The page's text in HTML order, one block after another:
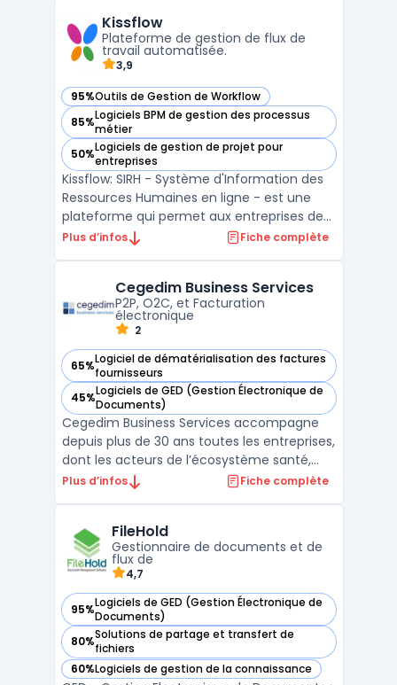
documents RH, répondant aux besoins
spécifiques des travailleurs intérim ...
Kissflow
Plateforme de gestion de flux de
travail automatisée.
3,9
95%Outils de Gestion de Workflow
— voir Kissflow dans cette catégorie
85%Logiciels BPM de gestion des processus
métier
— voir Kissflow dans cette catégorie
50%Logiciels de gestion de projet pour
entreprises
— voir Kissflow dans cette catégorie
Kissflow: SIRH - Système d'Information des
Ressources Humaines en ligne - est une
plateforme qui permet aux entreprises de
gérer efficacement les processus de
encore. Avec Kissflow, les processus sont
automatisés, ce qui p ...
Plus d’infos Fiche complète
Cegedim Business Services
P2P, O2C, et Facturation
électronique
2
65%Logiciel de dématérialisation des factures
fournisseurs
— voir Cegedim Business Services dans cette catégorie
45%Logiciels de GED (Gestion Électronique de
Documents)
— voir Cegedim Business Services dans cette catégorie
Cegedim Business Services accompagne
depuis plus de 30 ans toutes les entreprises,
dont les acteurs de l’écosystème santé,
dans leurs enjeux grâce à des solutions
performance RH. Avec plus de 2 000
collaborateurs engagés, ...
Plus d’infos Fiche complète
FileHold
Gestionnaire de documents et de
flux de
4,7
95%Logiciels de GED (Gestion Électronique de
Documents)
— voir FileHold dans cette catégorie
80%Solutions de partage et transfert de
fichiers
— voir FileHold dans cette catégorie
60%Logiciels de gestion de la connaissance
— voir FileHold dans cette catégorie